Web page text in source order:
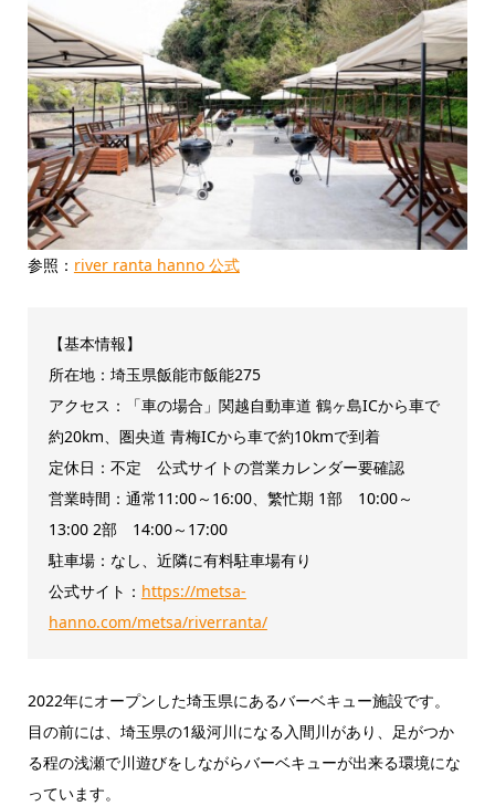
参照： river ranta hanno 公式
【基本情報】
所在地：埼玉県飯能市飯能275
アクセス：「車の場合」関越自動車道 鶴ヶ島ICから車で
約20km、圏央道 青梅ICから車で約10kmで到着
定休日：不定 公式サイトの営業カレンダー要確認
営業時間：通常11:00～16:00、繁忙期 1部 10:00～
13:00 2部 14:00～17:00
駐車場：なし、近隣に有料駐車場有り
公式サイト： https://metsa-
hanno.com/metsa/riverranta/
2022年にオープンした埼玉県にあるバーベキュー施設です。
目の前には、埼玉県の1級河川になる入間川があり、足がつか
る程の浅瀬で川遊びをしながらバーベキューが出来る環境にな
っています。